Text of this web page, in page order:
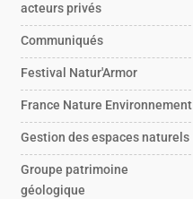
acteurs privés
Communiqués
Festival Natur'Armor
France Nature Environnement
Gestion des espaces naturels
Groupe patrimoine
géologique